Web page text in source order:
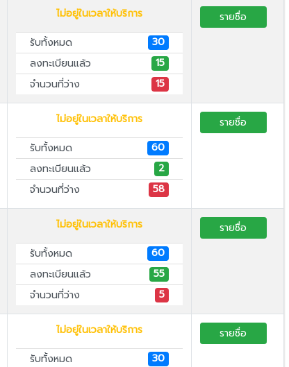
ไม่อยู่ในเวลาให้บริการ
รับทั้งหมด
30
ลงทะเบียนแล้ว
15
จำนวนที่ว่าง
15
รายชื่อ
ไม่อยู่ในเวลาให้บริการ
รับทั้งหมด
60
ลงทะเบียนแล้ว
2
จำนวนที่ว่าง
58
รายชื่อ
ไม่อยู่ในเวลาให้บริการ
รับทั้งหมด
60
ลงทะเบียนแล้ว
55
จำนวนที่ว่าง
5
รายชื่อ
ไม่อยู่ในเวลาให้บริการ
รับทั้งหมด
30
รายชื่อ